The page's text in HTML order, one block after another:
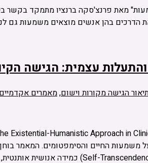
מאת פרנצ'סקה ברנציו מתמקד בקשר
הדרכים בהן אנשים מוצאים משמעות גם
והתעלות עצמית: הגישה
הגישה מקורות וישום,מאמרים